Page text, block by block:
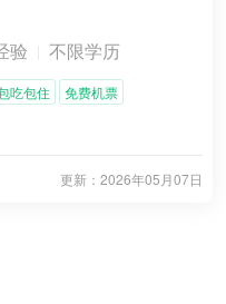
验 不限学历
吃包住 免费机票
更新： 2026年05月07日